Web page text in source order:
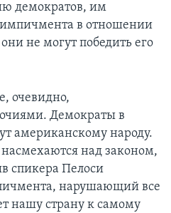
демократов, им
импичмента в отношении
не могут победить его
очевидно,
Демократы в
американскому народу.
над законом,
спикера Пелоси
нарушающий все
нашу страну к самому